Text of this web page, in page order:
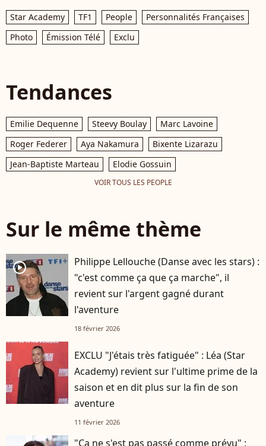
Star Academy TF1 People
Personnalités Françaises
Photo
Émission Télé Exclu
Tendances
Emilie Dequenne Steevy Boulay
Marc Lavoine
Roger Federer
Aya Nakamura
Bixente Lizarazu
Jean-Baptiste Marteau
Elodie Gossuin
VOIR TOUS LES PEOPLE
Sur le même thème
player2
Philippe Lellouche (Danse avec les stars) :
"c'est comme ça que ça marche", il
revient sur l'argent gagné durant
l'aventure
18 février 2026
EXCLU "J'étais très fatiguée" : Léa (Star
Academy) revient sur l'ultime prime de la
saison et en dit plus sur la fin de son
aventure
11 février 2026
"Ca ne s'est pas passé comme prévu" :